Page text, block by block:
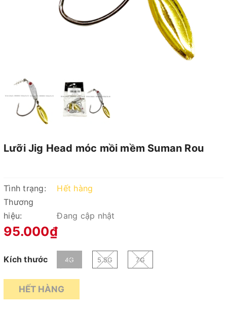
Lưỡi Jig Head móc mồi mềm Suman Rou
Tình trạng:
Hết hàng
Thương
hiệu:
Đang cập nhật
95.000₫
Kích thước 4G 5.5G 7G
HẾT HÀNG